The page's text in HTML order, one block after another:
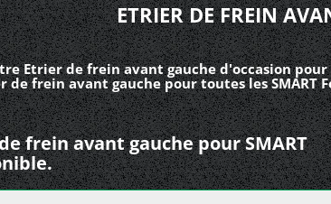
ETRIER DE FREIN
Etrier de frein avant gauche d'occasion pour
de frein avant gauche pour toutes les SMART
frein avant gauche pour SMART